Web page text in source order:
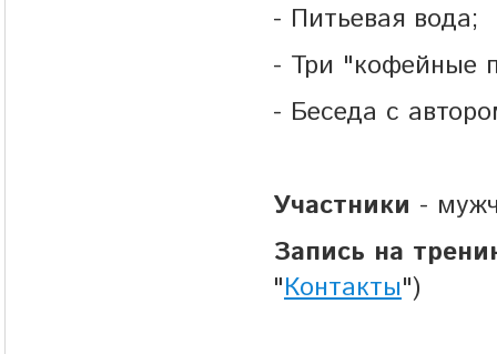
- Питьевая вода;
- Три "кофейные
- Беседа с
Участники -
Запись на
"Контакты")